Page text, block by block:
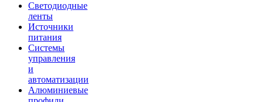
Светодиодные
ленты
Источники
питания
Системы
управления
и
автоматизации
Алюминиевые